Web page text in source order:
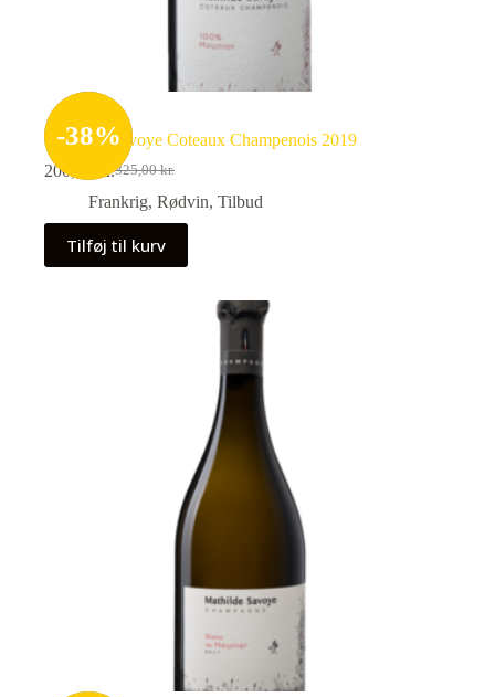
-38%
Mathilde Savoye Coteaux Champenois 2019
325,00kr.
Den
oprindelige
var:
325,00 kr..
200,00 kr.
Den
aktuelle
er:
200,00 kr..
Frankrig, Rødvin, Tilbud
Tilføj til kurv